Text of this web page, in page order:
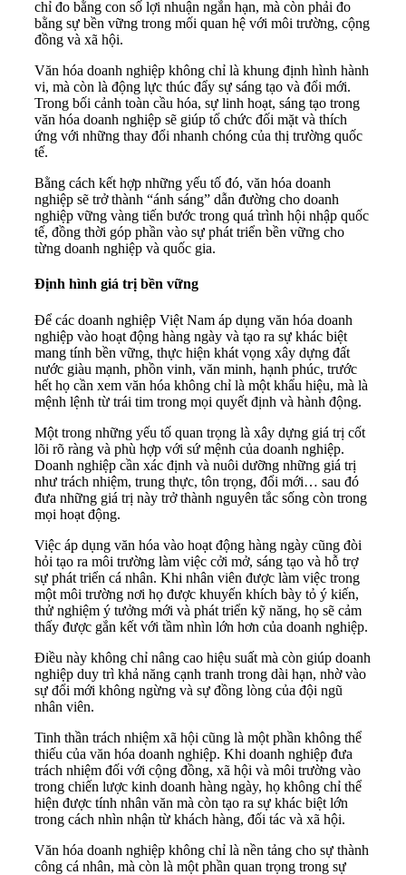
chỉ đo bằng con số lợi nhuận ngắn hạn, mà còn phải đo
bằng sự bền vững trong mối quan hệ với môi trường, cộng
đồng và xã hội.
Văn hóa doanh nghiệp không chỉ là khung định hình hành
vi, mà còn là động lực thúc đẩy sự sáng tạo và đổi mới.
Trong bối cảnh toàn cầu hóa, sự linh hoạt, sáng tạo trong
văn hóa doanh nghiệp sẽ giúp tổ chức đối mặt và thích
ứng với những thay đổi nhanh chóng của thị trường quốc
tế.
Bằng cách kết hợp những yếu tố đó, văn hóa doanh
nghiệp sẽ trở thành “ánh sáng” dẫn đường cho doanh
nghiệp vững vàng tiến bước trong quá trình hội nhập quốc
tế, đồng thời góp phần vào sự phát triển bền vững cho
từng doanh nghiệp và quốc gia.
Định hình giá trị bền vững
Để các doanh nghiệp Việt Nam áp dụng văn hóa doanh
nghiệp vào hoạt động hàng ngày và tạo ra sự khác biệt
mang tính bền vững, thực hiện khát vọng xây dựng đất
nước giàu mạnh, phồn vinh, văn minh, hạnh phúc, trước
hết họ cần xem văn hóa không chỉ là một khẩu hiệu, mà là
mệnh lệnh từ trái tim trong mọi quyết định và hành động.
Một trong những yếu tố quan trọng là xây dựng giá trị cốt
lõi rõ ràng và phù hợp với sứ mệnh của doanh nghiệp.
Doanh nghiệp cần xác định và nuôi dưỡng những giá trị
như trách nhiệm, trung thực, tôn trọng, đổi mới… sau đó
đưa những giá trị này trở thành nguyên tắc sống còn trong
mọi hoạt động.
Việc áp dụng văn hóa vào hoạt động hàng ngày cũng đòi
hỏi tạo ra môi trường làm việc cởi mở, sáng tạo và hỗ trợ
sự phát triển cá nhân. Khi nhân viên được làm việc trong
một môi trường nơi họ được khuyến khích bày tỏ ý kiến,
thử nghiệm ý tưởng mới và phát triển kỹ năng, họ sẽ cảm
thấy được gắn kết với tầm nhìn lớn hơn của doanh nghiệp.
Điều này không chỉ nâng cao hiệu suất mà còn giúp doanh
nghiệp duy trì khả năng cạnh tranh trong dài hạn, nhờ vào
sự đổi mới không ngừng và sự đồng lòng của đội ngũ
nhân viên.
Tinh thần trách nhiệm xã hội cũng là một phần không thể
thiếu của văn hóa doanh nghiệp. Khi doanh nghiệp đưa
trách nhiệm đối với cộng đồng, xã hội và môi trường vào
trong chiến lược kinh doanh hàng ngày, họ không chỉ thể
hiện được tính nhân văn mà còn tạo ra sự khác biệt lớn
trong cách nhìn nhận từ khách hàng, đối tác và xã hội.
Văn hóa doanh nghiệp không chỉ là nền tảng cho sự thành
công cá nhân, mà còn là một phần quan trọng trong sự